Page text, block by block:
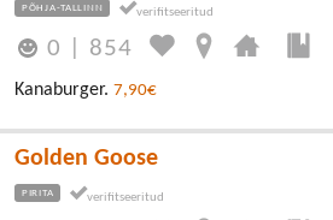
PÕHJA-TALLINN
0 854
Kanaburger. 7,90€
Golden Goose
PIRITA